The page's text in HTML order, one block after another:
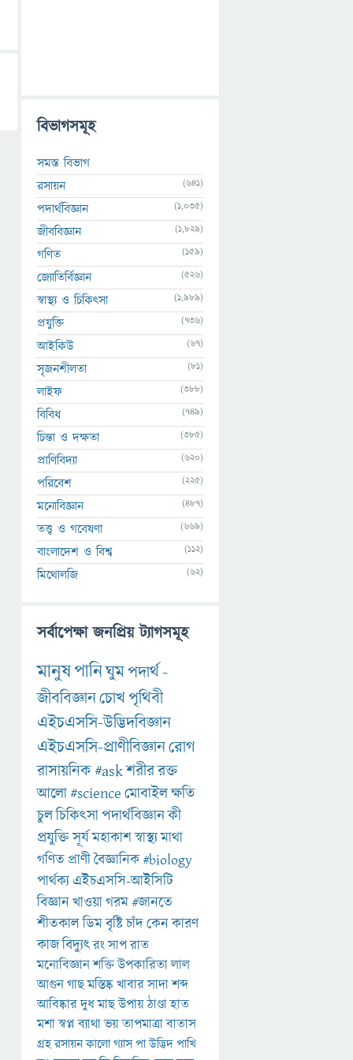
বিভাগসমূহ
সমস্ত বিভাগ
রসায়ন
(641)
পদার্থবিজ্ঞান (1,035)
জীববিজ্ঞান (1,829)
গণিত (159)
জ্যোতির্বিজ্ঞান (526)
স্বাস্থ্য ও চিকিৎসা (1,989)
প্রযুক্তি (736)
আইকিউ (67)
সৃজনশীলতা (81)
লাইফ (388)
বিবিধ (749)
চিন্তা ও দক্ষতা (385)
প্রাণিবিদ্যা (620)
পরিবেশ (225)
মনোবিজ্ঞান (487)
তত্ত্ব ও গবেষণা (669)
বাংলাদেশ ও বিশ্ব (112)
মিথোলজি (62)
সর্বাপেক্ষা জনপ্রিয় ট্যাগসমূহ
মানুষপানিঘুমপদার্থ-
জীববিজ্ঞানচোখপৃথিবী
এইচএসসি-উদ্ভিদবিজ্ঞান
এইচএসসি-প্রাণীবিজ্ঞানরোগ
রাসায়নিক#askশরীররক্ত
আলো#scienceমোবাইলক্ষতি
চুলচিকিৎসাপদার্থবিজ্ঞানকী
প্রযুক্তিসূর্যমহাকাশস্বাস্থ্যমাথা
গণিত প্রাণীবৈজ্ঞানিক#biology
পার্থক্য এইচএসসি-আইসিটি
বিজ্ঞানখাওয়াগরম#জানতে
শীতকালডিমবৃষ্টিচাঁদকেনকারণ
কাজবিদ্যুৎরংসাপরাত
মনোবিজ্ঞানশক্তিউপকারিতালাল
আগুনগাছমস্তিষ্কখাবারসাদাশব্দ
আবিষ্কারদুধমাছউপায়ঠাণ্ডাহাত
মশাস্বপ্নব্যাথাভয়তাপমাত্রাবাতাস
গ্রহরসায়নকালোগ্যাসপাউদ্ভিদপাখি